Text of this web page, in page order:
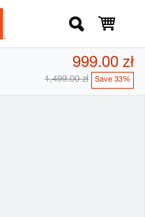
999.00 zł
1,499.00 zł Save 33%